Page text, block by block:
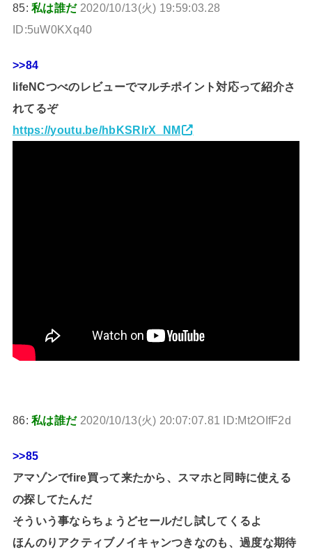
85:私は誰だ 2020/10/13(火) 19:59:03.28
ID:5uW0KXq40
>>84
lifeNCつべのレビューでマルチポイント対応って紹介さ
れてるぞ
https://youtu.be/hbKSRlrX_NM
86:私は誰だ 2020/10/13(火) 20:07:07.81 ID:Mt2OIfF2d
>>85
アマゾンでfire買って来たから、スマホと同時に使える
の探してたんだ
そういう事ならちょうどセールだし試してくるよ
ほんのりアクティブノイキャンつきなのも、過度な期待